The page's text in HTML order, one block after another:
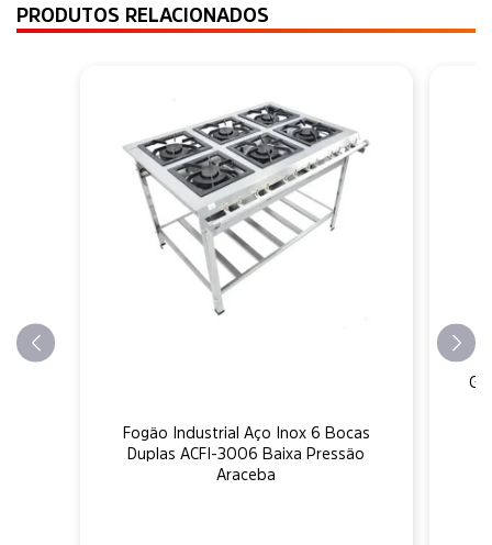
PRODUTOS RELACIONADOS
Fogão Industrial Aço Inox 6 Bocas
Duplas ACFI-3006 Baixa Pressão
Araceba